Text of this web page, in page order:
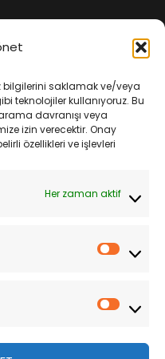
bilgilerini saklamak ve/veya
teknolojiler kullanıyoruz. Bu
davranışı veya
izin verecektir. Onay
özellikleri ve işlevleri
Her zaman aktif